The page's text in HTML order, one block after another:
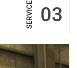
SERVICE 03